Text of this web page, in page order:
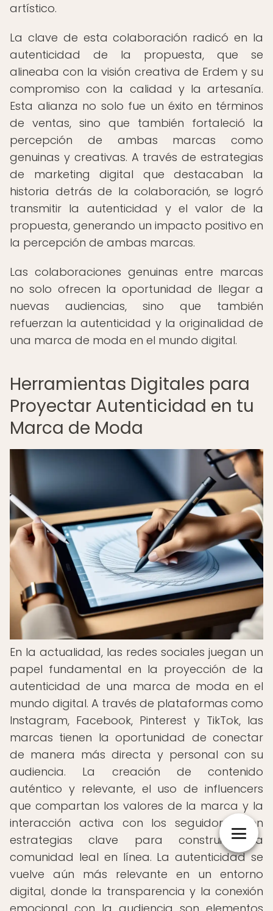
artístico.
La clave de esta colaboración radicó en la
autenticidad de la propuesta, que se
alineaba con la visión creativa de Erdem y su
compromiso con la calidad y la artesanía.
Esta alianza no solo fue un éxito en términos
de ventas, sino que también fortaleció la
percepción de ambas marcas como
genuinas y creativas. A través de estrategias
de marketing digital que destacaban la
historia detrás de la colaboración, se logró
transmitir la autenticidad y el valor de la
propuesta, generando un impacto positivo en
la percepción de ambas marcas.
Las colaboraciones genuinas entre marcas
no solo ofrecen la oportunidad de llegar a
nuevas audiencias, sino que también
refuerzan la autenticidad y la originalidad de
una marca de moda en el mundo digital.
Herramientas Digitales para
Proyectar Autenticidad en tu
Marca de Moda
En la actualidad, las redes sociales juegan un
papel fundamental en la proyección de la
autenticidad de una marca de moda en el
mundo digital. A través de plataformas como
Instagram, Facebook, Pinterest y TikTok, las
marcas tienen la oportunidad de conectar
de manera más directa y personal con su
audiencia. La creación de contenido
auténtico y relevante, el uso de influencers
que compartan los valores de la marca y la
interacción activa con los seguidores son
estrategias clave para construir una
comunidad leal en línea. La autenticidad se
vuelve aún más relevante en un entorno
digital, donde la transparencia y la conexión